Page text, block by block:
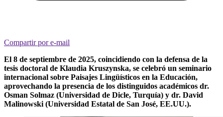
Compartir por e-mail
El 8 de septiembre de 2025, coincidiendo con la defensa de la
tesis doctoral de Klaudia Kruszynska, se celebró un seminario
internacional sobre Paisajes Lingüísticos en la Educación,
aprovechando la presencia de los distinguidos académicos dr.
Osman Solmaz (Universidad de Dicle, Turquía) y dr. David
Malinowski (Universidad Estatal de San José, EE.UU.).